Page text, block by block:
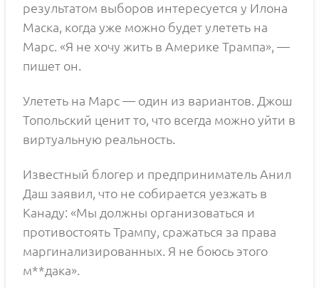
результатом выборов интересуется у Илона
Маска, когда уже можно будет улететь на
Марс. «Я не хочу жить в Америке Трампа», —
пишет он.
Улететь на Марс — один из вариантов. Джош
Топольский ценит то, что всегда можно уйти в
виртуальную реальность.
Известный блогер и предприниматель Анил
Даш заявил, что не собирается уезжать в
Канаду: «Мы должны организоваться и
противостоять Трампу, сражаться за права
маргинализированных. Я не боюсь этого
м**дака».